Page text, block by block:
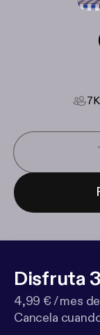
7K
Disfruta
4,99 € / mes
Cancela